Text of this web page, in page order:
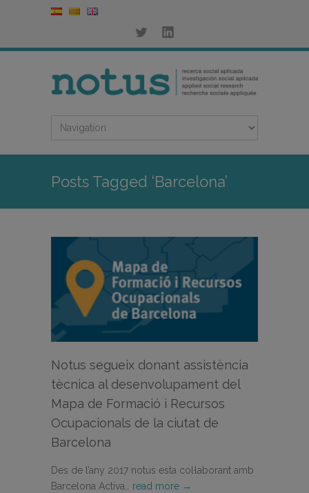
Posts Tagged ‘Barcelona’
Notus segueix donant assistència
tècnica al desenvolupament del
Mapa de Formació i Recursos
Ocupacionals de la ciutat de
Barcelona
Des de l’any 2017 notus esta col·laborant amb
Barcelona Activa… read more →